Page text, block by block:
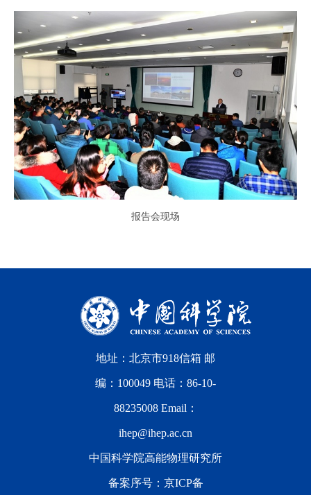
报告会现场
地址：北京市918信箱 邮
编：100049 电话：86-10-
88235008 Email：
ihep@ihep.ac.cn
中国科学院高能物理研究所
备案序号： 京ICP备